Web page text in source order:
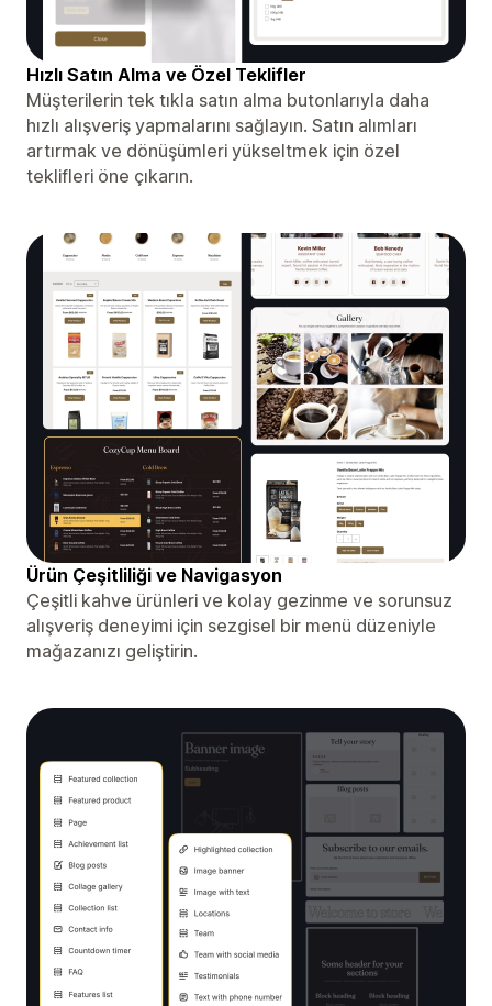
Hızlı Satın Alma ve Özel Teklifler
Müşterilerin tek tıkla satın alma butonlarıyla daha
hızlı alışveriş yapmalarını sağlayın. Satın alımları
artırmak ve dönüşümleri yükseltmek için özel
teklifleri öne çıkarın.
Ürün Çeşitliliği ve Navigasyon
Çeşitli kahve ürünleri ve kolay gezinme ve sorunsuz
alışveriş deneyimi için sezgisel bir menü düzeniyle
mağazanızı geliştirin.